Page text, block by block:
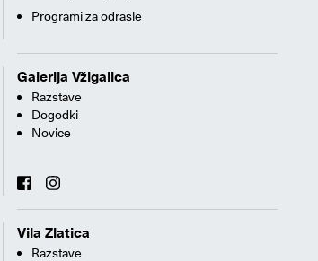
Programi za odrasle
Galerija Vžigalica
Razstave
Dogodki
Novice
Vila Zlatica
Razstave